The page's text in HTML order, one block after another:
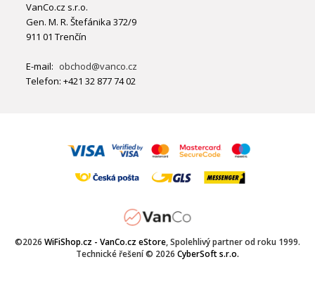
VanCo.cz s.r.o.
Gen. M. R. Štefánika 372/9
911 01 Trenčín
E-mail: obchod@vanco.cz
Telefon: +421 32 877 74 02
©2026 WiFiShop.cz - VanCo.cz eStore, Spolehlivý partner od roku 1999.
Technické řešení © 2026 CyberSoft s.r.o.